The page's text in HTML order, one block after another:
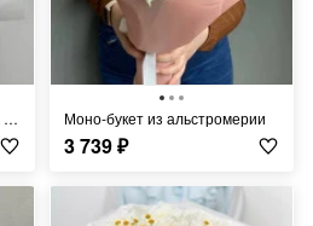
Моно-букет из альстромерии
3 739₽